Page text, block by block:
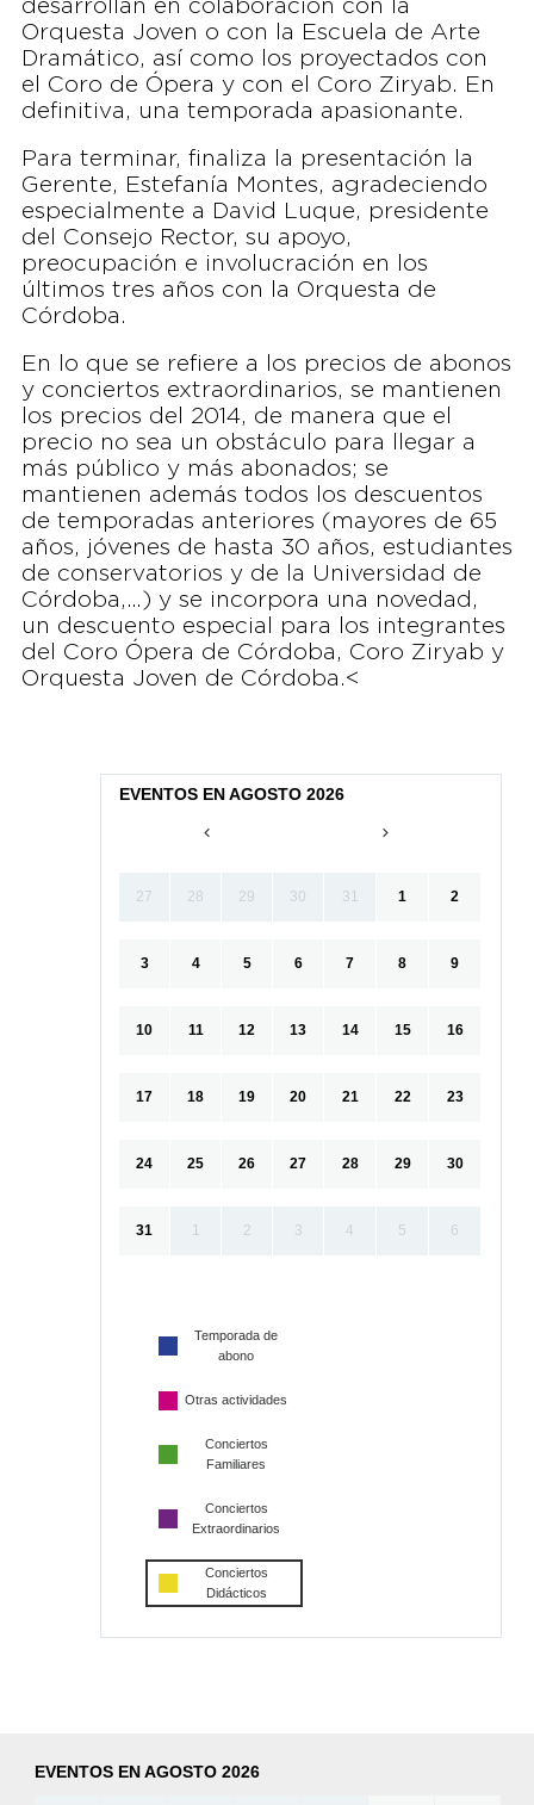
desarrollan en colaboración con la
Orquesta Joven o con la Escuela de Arte
Dramático, así como los proyectados con
el Coro de Ópera y con el Coro Ziryab. En
definitiva, una temporada apasionante.
Para terminar, finaliza la presentación la
Gerente, Estefanía Montes, agradeciendo
especialmente a David Luque, presidente
del Consejo Rector, su apoyo,
preocupación e involucración en los
últimos tres años con la Orquesta de
Córdoba.
En lo que se refiere a los precios de abonos
y conciertos extraordinarios, se mantienen
los precios del 2014, de manera que el
precio no sea un obstáculo para llegar a
más público y más abonados; se
mantienen además todos los descuentos
de temporadas anteriores (mayores de 65
años, jóvenes de hasta 30 años, estudiantes
de conservatorios y de la Universidad de
Córdoba,…) y se incorpora una novedad,
un descuento especial para los integrantes
del Coro Ópera de Córdoba, Coro Ziryab y
Orquesta Joven de Córdoba.<
EVENTOS EN AGOSTO 2026
27 28 29 30 31 1 2
3 4 5 6 7 8 9
10 11 12 13 14 15 16
17 18 19 20 21 22 23
24 25 26 27 28 29 30
31 1 2 3 4 5 6
Temporada de
abono
Otras actividades
Conciertos
Familiares
Conciertos
Extraordinarios
Conciertos
Didácticos
EVENTOS EN AGOSTO 2026